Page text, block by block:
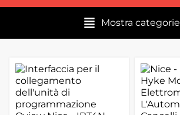
Mostra categorie